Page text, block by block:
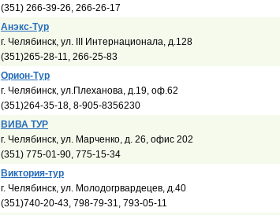
(351) 266-39-26, 266-26-17
Анэкс-Тур
г. Челябинск, ул. III Интернационала, д.128
(351)265-28-11, 266-25-83
Орион-Тур
г. Челябинск, ул.Плеханова, д.19, оф.62
(351)264-35-18, 8-905-8356230
ВИВА ТУР
г. Челябинск, ул. Марченко, д. 26, офис 202
(351) 775-01-90, 775-15-34
Виктория-тур
г. Челябинск, ул. Молодогрвардецев, д.40
(351)740-20-43, 798-79-31, 793-05-11